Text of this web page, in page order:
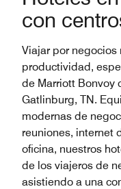
con
Viajar por negocios
productividad,
de Marriott Bonvoy
Gatlinburg, TN.
modernas de
reuniones, internet
oficina, nuestros
de los viajeros de
asistiendo a una